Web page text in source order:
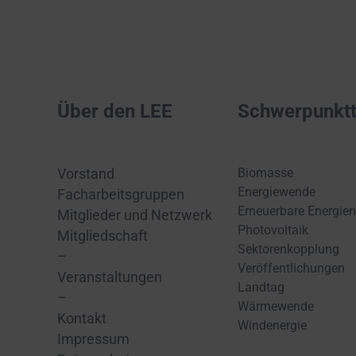
Über den LEE
Vorstand
Facharbeitsgruppen
Mitglieder und Netzwerk
Mitgliedschaft
–
Veranstaltungen
–
Kontakt
Impressum
Biomasse
Energiewende
Erneuerbare Energien
Photovoltaik
Sektorenkopplung
Veröffentlichungen
Landtag
Wärmewende
Windenergie